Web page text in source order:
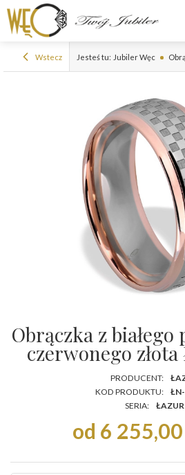
Wstecz Jesteś tu: Jubiler Węc
Obrączka z
czerwonego
PRODUCENT:
KOD PRODUKTU:
SERIA:
ŁAZUR
od 6 255,00